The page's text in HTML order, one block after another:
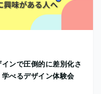
ンで圧倒的に差別化さ
べるデザイン体験会